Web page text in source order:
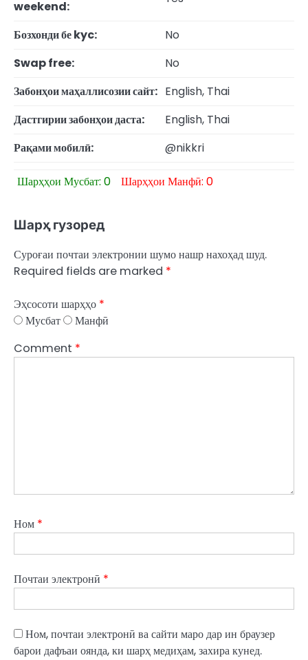
weekend:
Бозхонди бе kyc:
No
Swap free:
No
Забонҳои маҳаллисозии сайт: English, Thai
Дастгирии забонҳои даста:
English, Thai
Рақами мобилӣ:
@nikkri
Шарҳҳои Мусбат: 0 Шарҳҳои Манфӣ: 0
Шарҳ гузоред
Суроғаи почтаи электронии шумо нашр нахоҳад шуд.
Required fields are marked *
Эҳсосоти шарҳҳо *
Мусбат
Манфӣ
Comment *
Ном *
Почтаи электронӣ *
Ном, почтаи электронӣ ва сайти маро дар ин браузер
барои дафъаи оянда, ки шарҳ медиҳам, захира кунед.